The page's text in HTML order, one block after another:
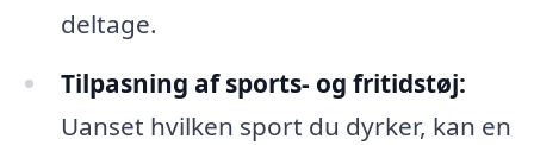
deltage.
Tilpasning af sports- og fritidstøj:
Uanset hvilken sport du dyrker, kan en